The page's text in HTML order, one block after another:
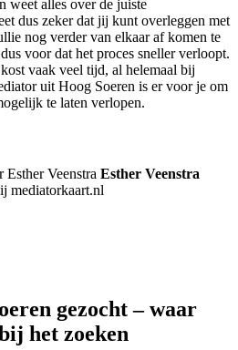
weet alles over de juiste
dus zeker dat jij kunt overleggen met
nog verder van elkaar af komen te
voor dat het proces sneller verloopt.
vaak veel tijd, al helemaal bij
uit Hoog Soeren is er voor je om
te laten verlopen.
Esther Veenstra
mediatorkaart.nl
gezocht – waar
het zoeken